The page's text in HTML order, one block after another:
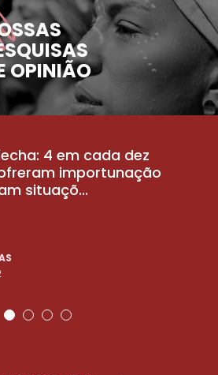
OPINIÃO
4 em cada dez
importunação
situaçõ...